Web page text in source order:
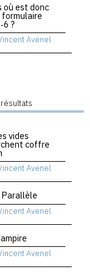
où est donc
formulaire
?
Avenel
vides
coffre
Avenel
Avenel
Avenel